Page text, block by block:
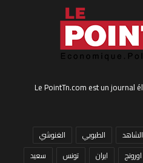
Le PointTn.com est un journal
الشاهد الطبوبي
الغنوشي
اورونج ايران تونس
سعيد